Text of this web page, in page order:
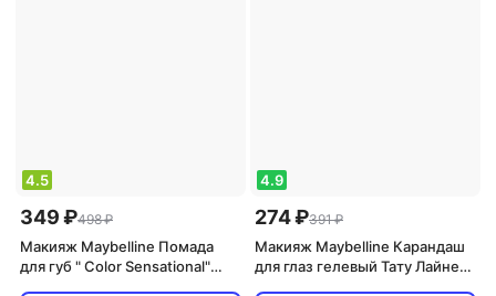
4.5
349 ₽498 ₽
Макияж Maybelline Помада
для губ " Color Sensational"
4.9
274 ₽391 ₽
Макияж Maybelline Карандаш
для глаз гелевый Тату Лайнер